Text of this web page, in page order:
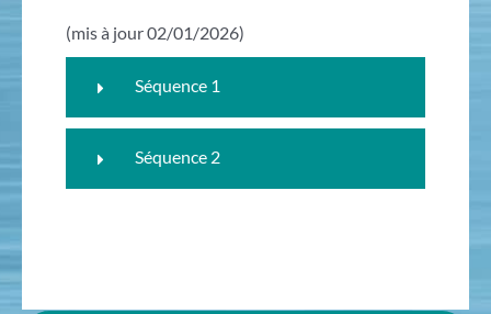
(mis à jour 02/01/2026)
Séquence 1
Séquence 2